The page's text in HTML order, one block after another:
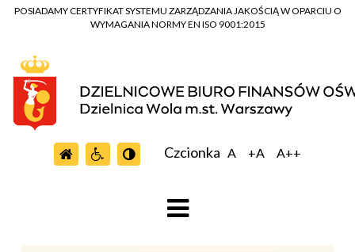
POSIADAMY CERTYFIKAT SYSTEMU ZARZĄDZANIA JAKOŚCIĄ W OPARCIU O
WYMAGANIA NORMY EN ISO 9001:2015
Czcionka A +A A++